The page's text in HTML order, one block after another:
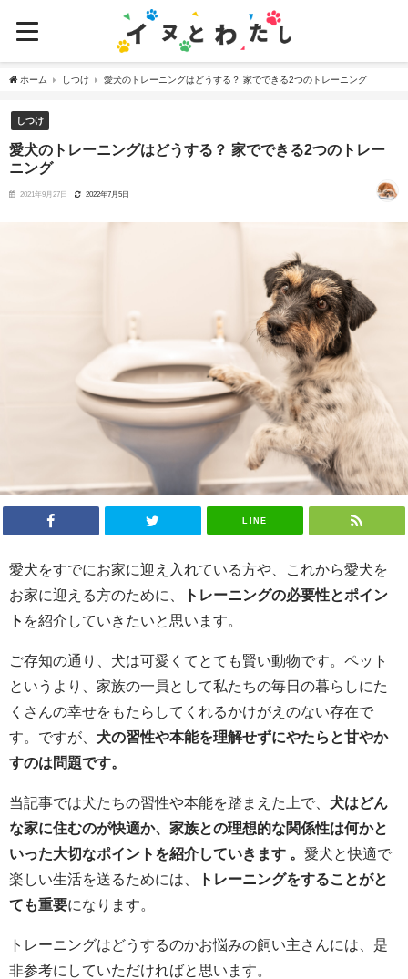
ホーム しつけ 愛犬のトレーニングはどうする？ 家でできる2つのトレーニング
しつけ
愛犬のトレーニングはどうする？ 家でできる2つのトレー
ニング
2021年9月27日 2022年7月5日
LINE
愛犬をすでにお家に迎え入れている方や、これから愛犬を
お家に迎える方のために、
トレーニングの必要性とポイン
ト を紹介していきたいと思います。
ご存知の通り、犬は可愛くてとても賢い動物です。ペット
というより、家族の一員として私たちの毎日の暮らしにた
くさんの幸せをもたらしてくれるかけがえのない存在で
す。ですが、 犬の習性や本能を理解せずにやたらと甘やか
すのは問題です。
当記事では犬たちの習性や本能を踏まえた上で、 犬はどん
な家に住むのが快適か、家族との理想的な関係性は何かと
いった大切なポイントを紹介していきます 。 愛犬と快適で
楽しい生活を送るためには、
トレーニングをすることがと
ても重要になります。
トレーニングはどうするのかお悩みの飼い主さんには、是
非参考にしていただければと思います。